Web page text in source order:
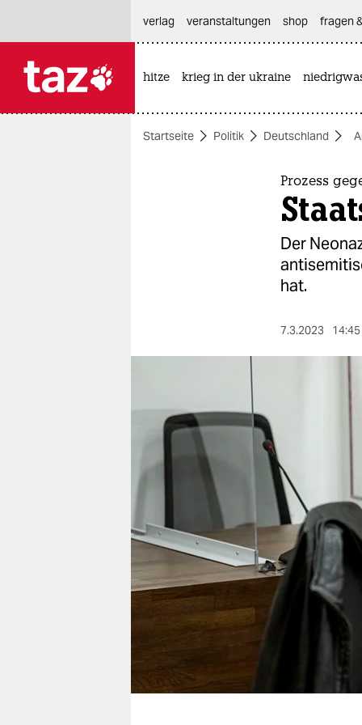
themen
wahrheit
verlag
veranstaltungen
shop
fragen & hilfe
unterstützen
genossenschaft
verlag
veranstaltungen shop fragen
hitze krieg in der ukraine
Startseite Politik Deutschland
Prozess
Der
hat.
7.3.2023